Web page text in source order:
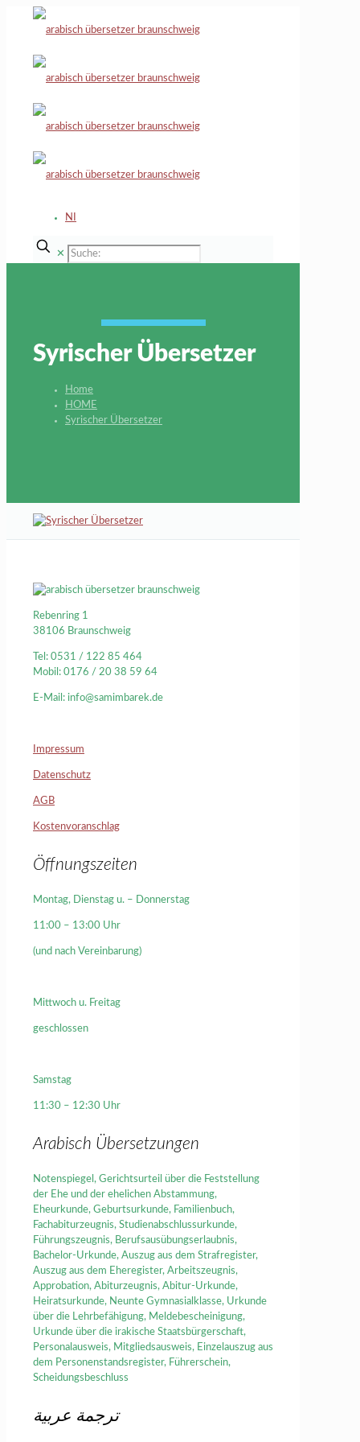
NI
✕
Syrischer Übersetzer
Home
HOME
Syrischer Übersetzer
Rebenring 1
38106 Braunschweig
Tel: 0531 / 122 85 464
Mobil: 0176 / 20 38 59 64
E-Mail: info@samimbarek.de
Impressum
Datenschutz
AGB
Kostenvoranschlag
Öffnungszeiten
Montag, Dienstag u. – Donnerstag
11:00 – 13:00 Uhr
(und nach Vereinbarung)
Mittwoch u. Freitag
geschlossen
Samstag
11:30 – 12:30 Uhr
Arabisch Übersetzungen
Notenspiegel, Gerichtsurteil über die Feststellung
der Ehe und der ehelichen Abstammung,
Eheurkunde, Geburtsurkunde, Familienbuch,
Fachabiturzeugnis, Studienabschlussurkunde,
Führungszeugnis, Berufsausübungserlaubnis,
Bachelor-Urkunde, Auszug aus dem Strafregister,
Auszug aus dem Eheregister, Arbeitszeugnis,
Approbation, Abiturzeugnis, Abitur-Urkunde,
Heiratsurkunde, Neunte Gymnasialklasse, Urkunde
über die Lehrbefähigung, Meldebescheinigung,
Urkunde über die irakische Staatsbürgerschaft,
Personalausweis, Mitgliedsausweis, Einzelauszug aus
dem Personenstandsregister, Führerschein,
Scheidungsbeschluss
ترجمة عربية